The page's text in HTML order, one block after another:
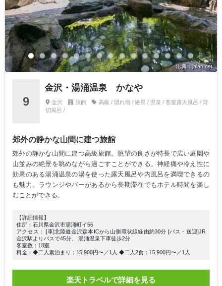
出典：jalan.net
9
金沢・湯涌温泉 かなや
金沢 旅館
高級 / 隠れ宿 / 絶景 / 温泉 / 客室露天風呂 / 貸
切風呂 /
郊外の静かな山間に建つ旅館
郊外の静かな山間に建つ高級旅館。眺望の良さが特長で広い庭園や
山並みの絶景を眺めながら過ごすことができる。神経痛や冷え性に
効果のある湯涌温泉の湯を使った露天風呂や内風呂を満喫できるの
も魅力。ラウンジやバーがあるから長期滞在でもホテル時間を楽し
むことができる。
【詳細情報】
住所：石川県金沢市湯涌町イ56
アクセス： [車]北陸道金沢森本ICから山側環状線経由約30分 [バス・送迎]JR
金沢駅よりバスで45分、 湯涌温泉下車徒歩2分
客室数：18室
料金：◆二人素泊まり：15,900円〜／1人 ◆二人2食：15,900円〜／1人
楽天トラベルで詳細を見る